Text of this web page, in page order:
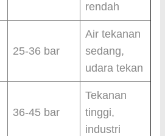
rendah
25-36 bar
Air tekanan
sedang,
udara tekan
36-45 bar
Tekanan
tinggi,
industri